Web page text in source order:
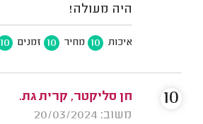
היה מעולה!
איכות 10 מחיר 10 זמנים 10
חן סליקטר, קרית גת.
משוב: 20/03/2024
10